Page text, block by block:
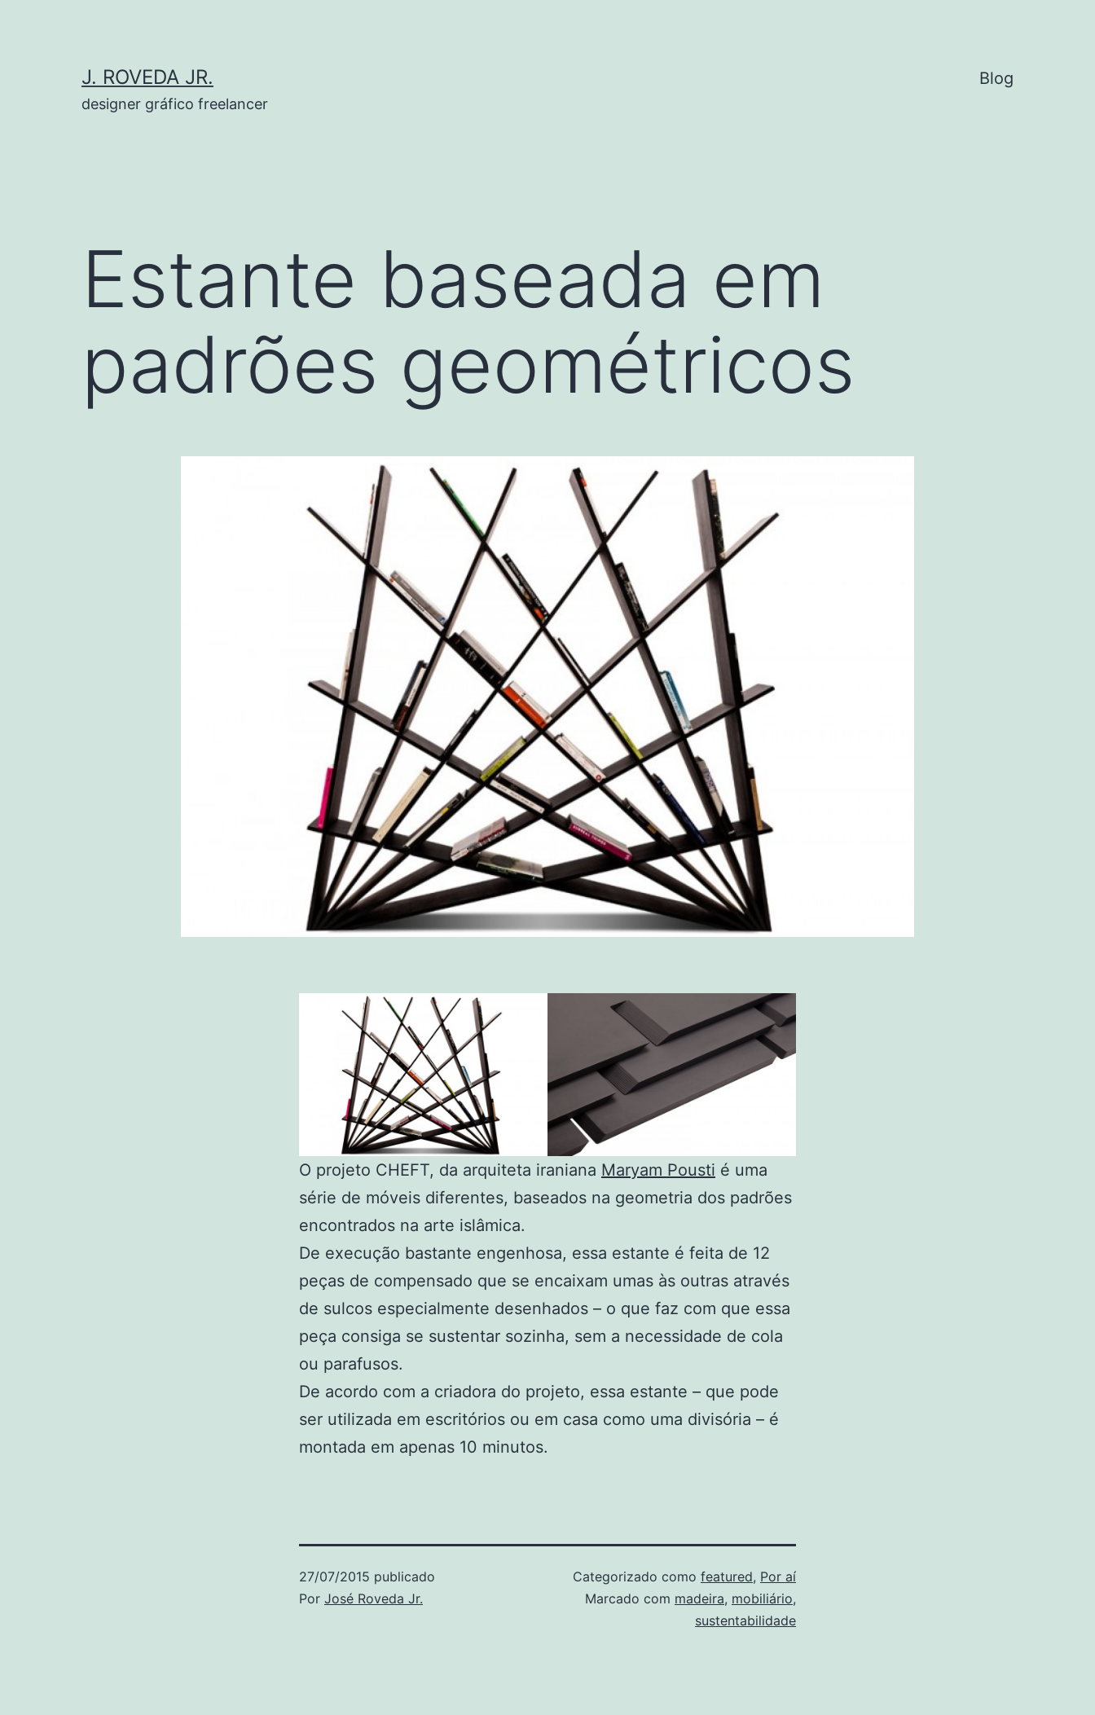
J. ROVEDA JR.
designer gráfico freelancer
Blog
Estante baseada em
padrões geométricos
O projeto CHEFT, da arquiteta iraniana Maryam Pousti é uma
série de móveis diferentes, baseados na geometria dos padrões
encontrados na arte islâmica.
De execução bastante engenhosa, essa estante é feita de 12
peças de compensado que se encaixam umas às outras através
de sulcos especialmente desenhados – o que faz com que essa
peça consiga se sustentar sozinha, sem a necessidade de cola
ou parafusos.
De acordo com a criadora do projeto, essa estante – que pode
ser utilizada em escritórios ou em casa como uma divisória – é
montada em apenas 10 minutos.
27/07/2015 publicado
Por José Roveda Jr.
Categorizado como featured, Por aí
Marcado com madeira, mobiliário,
sustentabilidade